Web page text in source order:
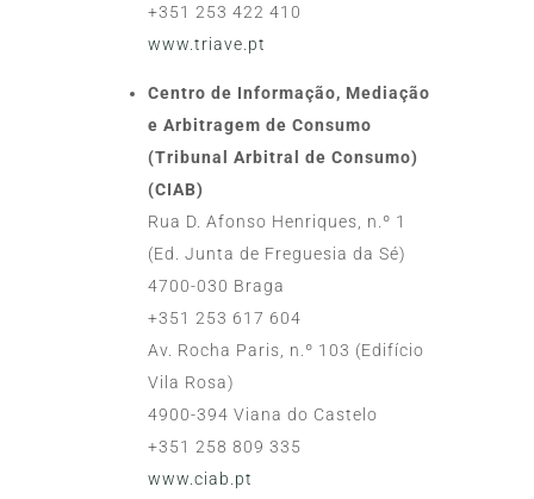
+351 253 422 410
www.triave.pt
Centro de Informação, Mediação
e Arbitragem de Consumo
(Tribunal Arbitral de Consumo)
(CIAB)
Rua D. Afonso Henriques, n.º 1
(Ed. Junta de Freguesia da Sé)
4700-030 Braga
+351 253 617 604
Av. Rocha Paris, n.º 103 (Edifício
Vila Rosa)
4900-394 Viana do Castelo
+351 258 809 335
www.ciab.pt